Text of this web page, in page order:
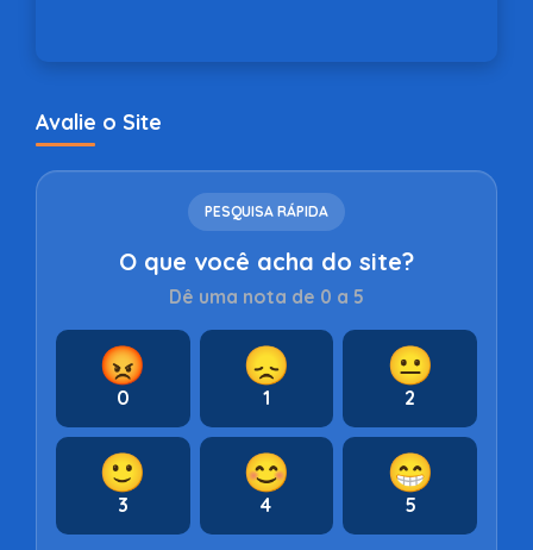
Avalie o Site
PESQUISA RÁPIDA
O que você acha do site?
Dê uma nota de 0 a 5
😡
0
😞
1
😐
2
🙂
3
😊
4
😁
5